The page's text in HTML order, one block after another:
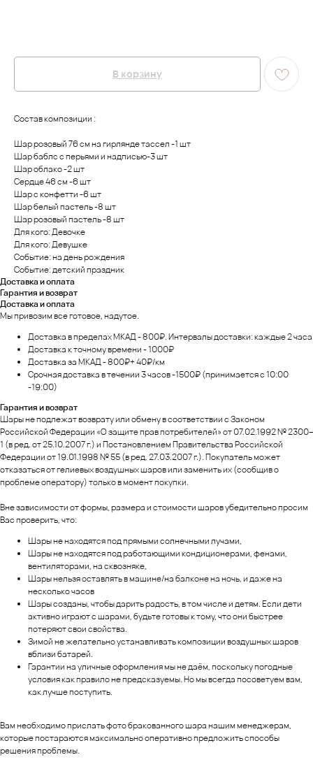
В корзину
Состав композиции :
Шар розовый 76 см на гирлянде тассел -1 шт
Шар баблс с перьями и надписью-3 шт
Шар облако -2 шт
Сердце 46 см -6 шт
Шар с конфетти -6 шт
Шар белый пастель -8 шт
Шар розовый пастель -8 шт
Для кого: Девочке
Для кого: Девушке
Событие: на день рождения
Событие: детский праздник
Доставка и оплата
Гарантия и возврат
Доставка и оплата
Мы привозим все готовое, надутое.
Доставка в пределах МКАД - 800₽. Интервалы доставки: каждые 2 часа
Доставка к точному времени - 1000₽
Доставка за МКАД - 800₽+ 40₽/км
Срочная доставка в течении 3 часов -1500₽ (принимается с 10:00
-19:00)
Гарантия и возврат
Шары не подлежат возврату или обмену в соответствии с Законом
Российской Федерации «О защите прав потребителей» от 07.02.1992 № 2300–
1 (в ред. от 25.10.2007 г.) и Постановлением Правительства Российской
Федерации от 19.01.1998 № 55 (в ред. 27.03.2007 г.). Покупатель может
отказаться от гелиевых воздушных шаров или заменить их (сообщив о
проблеме оператору) только в момент покупки.
Вне зависимости от формы, размера и стоимости шаров убедительно просим
Вас проверить, что:
Шары не находятся под прямыми солнечными лучами,
Шары не находятся под работающими кондиционерами, фенами,
вентиляторами, на сквозняке,
Шары нельзя оставлять в машине/на балконе на ночь, и даже на
несколько часов
Шары созданы, чтобы дарить радость, в том числе и детям. Если дети
активно играют с шарами, будьте готовы к тому, что они быстрее
потеряют свои свойства.
Зимой не желательно устанавливать композиции воздушных шаров
вблизи батарей.
Гарантии на уличные оформления мы не даём, поскольку погодные
условия как правило не предсказуемы. Но мы всегда посоветуем вам,
как лучше поступить.
Вам необходимо прислать фото бракованного шара нашим менеджерам,
которые постараются максимально оперативно предложить способы
решения проблемы.